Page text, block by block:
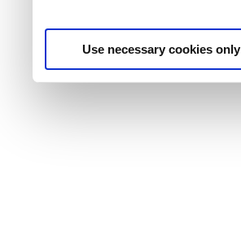
Use necessary cookies only